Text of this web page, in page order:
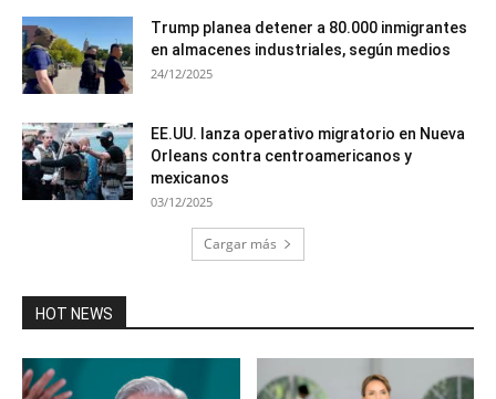
Trump planea detener a 80.000 inmigrantes
en almacenes industriales, según medios
24/12/2025
EE.UU. lanza operativo migratorio en Nueva
Orleans contra centroamericanos y
mexicanos
03/12/2025
Cargar más
HOT NEWS